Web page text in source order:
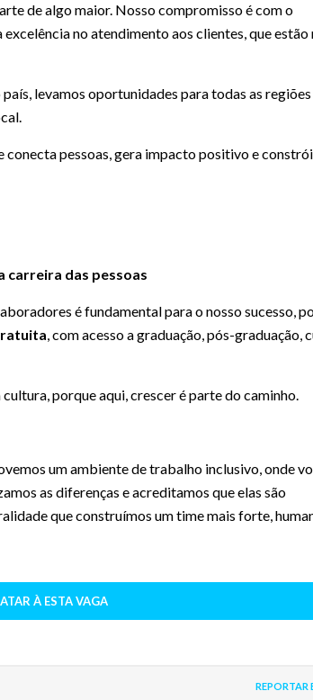
de algo maior. Nosso compromisso é com o
no atendimento aos clientes, que estão
levamos oportunidades para todas as
conecta pessoas, gera impacto positivo e
carreira das pessoas
é fundamental para o nosso sucesso,
, com acesso a graduação, pós-graduação,
porque aqui, crescer é parte do caminho.
um ambiente de trabalho inclusivo, onde
as diferenças e acreditamos que elas são
que construímos um time mais forte,
À ESTA VAGA
REPORTAR